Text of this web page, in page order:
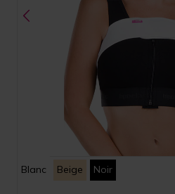
Blanc Beige Noir